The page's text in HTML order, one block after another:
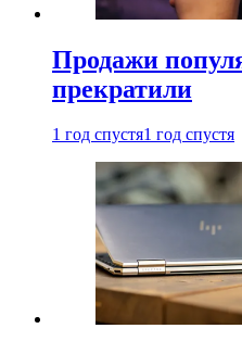
Продажи
прекратили
1 год спустя1 год спустя